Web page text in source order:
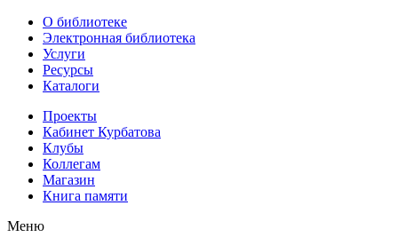
О библиотеке
Электронная библиотека
Услуги
Ресурсы
Каталоги
Проекты
Кабинет Курбатова
Клубы
Коллегам
Магазин
Книга памяти
Меню